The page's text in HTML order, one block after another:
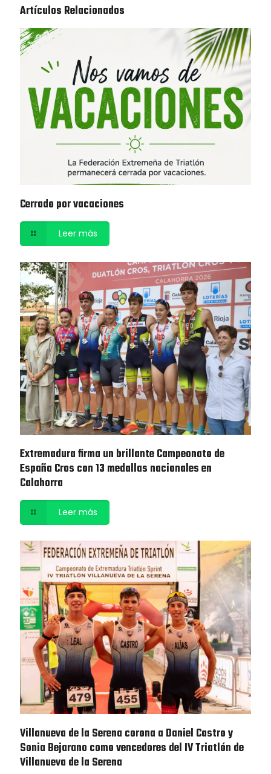
Artículos Relacionados
Cerrado por vacaciones
Leer más
Extremadura firma un brillante Campeonato de
España Cros con 13 medallas nacionales en
Calahorra
Leer más
Villanueva de la Serena corona a Daniel Castro y
Sonia Bejarano como vencedores del IV Triatlón de
Villanueva de la Serena